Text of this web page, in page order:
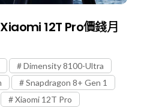
12T Pro價錢月
Dimensity 8100-Ultra
Snapdragon 8+ Gen 1
Xiaomi 12T Pro